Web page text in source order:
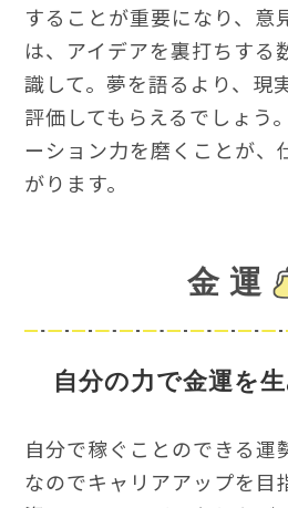
することが重要になり、意
は、アイデアを裏打ちする
識して。夢を語るより、現
評価してもらえるでしょう
ーション力を磨くことが、
がります。
金 運
自分の力で金運を
自分で稼ぐことのできる運
なのでキャリアアップを目